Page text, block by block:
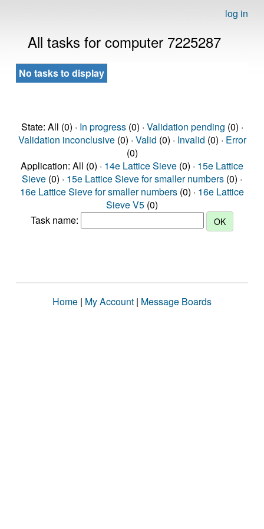
log in
All tasks for computer 7225287
No tasks to display
State: All (0) · In progress(0) · Validation pending (0) ·
Validation inconclusive(0) · Valid (0) · Invalid (0) · Error
(0)
Application: All (0) · 14e Lattice Sieve (0) · 15e Lattice
Sieve (0) · 15e Lattice Sieve for smaller numbers (0) ·
16e Lattice Sieve for smaller numbers (0) · 16e Lattice
Sieve V5 (0)
Task name:
Home | My Account | Message Boards